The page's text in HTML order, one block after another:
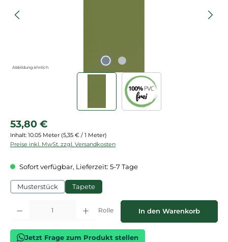
Abbildung ähnlich
Regulärer Preis:
53,80 €
Inhalt: 10.05 Meter (5,35 € / 1 Meter)
Preise inkl. MwSt. zzgl. Versandkosten
Sofort verfügbar, Lieferzeit: 5-7 Tage
Musterstück Tapete
Produkt Anzahl: Gib den gewünschten Wert ein oder benutze die
Rolle In den Warenkorb
Jetzt Frage zum Produkt stellen